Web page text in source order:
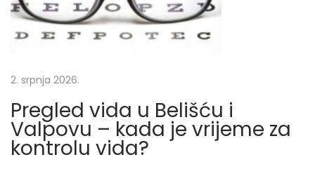
i
s
e
a
o
č
2. srpnja 2026.
Pregled vida u Belišću i
Valpovu – kada je vrijeme za
kontrolu vida?